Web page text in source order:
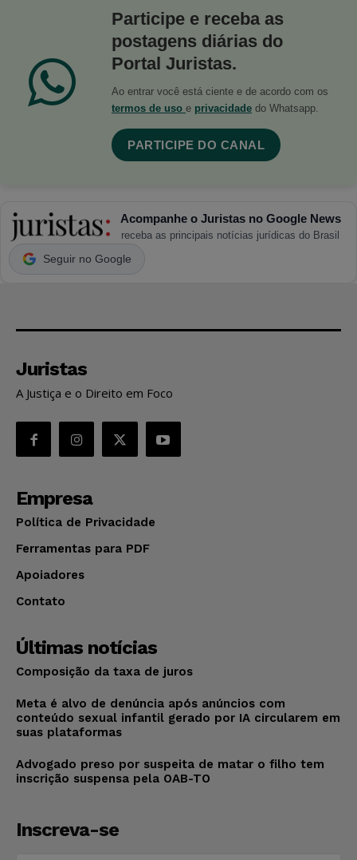
Participe e receba as
postagens diárias do
Portal Juristas.
Ao entrar você está ciente e de acordo com os
termos de uso e privacidade do Whatsapp.
PARTICIPE DO CANAL
Acompanhe o Juristas no Google News
receba as principais notícias jurídicas do Brasil
Seguir no Google
Juristas
A Justiça e o Direito em Foco
Empresa
Política de Privacidade
Ferramentas para PDF
Apoiadores
Contato
Últimas notícias
Composição da taxa de juros
Meta é alvo de denúncia após anúncios com
conteúdo sexual infantil gerado por IA circularem em
suas plataformas
Advogado preso por suspeita de matar o filho tem
inscrição suspensa pela OAB-TO
Inscreva-se